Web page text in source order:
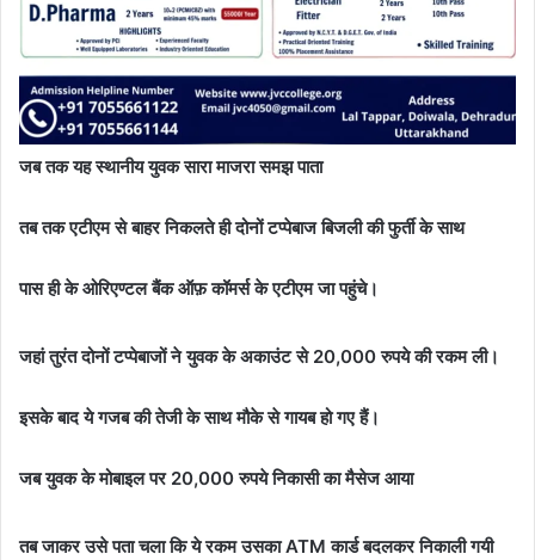
जब तक यह स्थानीय युवक सारा माजरा समझ पाता
तब तक एटीएम से बाहर निकलते ही दोनों टप्पेबाज बिजली की फुर्ती के साथ
पास ही के ओरिएण्टल बैंक ऑफ़ कॉमर्स के एटीएम जा पहुंचे।
जहां तुरंत दोनों टप्पेबाजों ने युवक के अकाउंट से 20,000 रुपये की रकम ली।
इसके बाद ये गजब की तेजी के साथ मौके से गायब हो गए हैं।
जब युवक के मोबाइल पर 20,000 रुपये निकासी का मैसेज आया
तब जाकर उसे पता चला कि ये रकम उसका ATM कार्ड बदलकर निकाली गयी